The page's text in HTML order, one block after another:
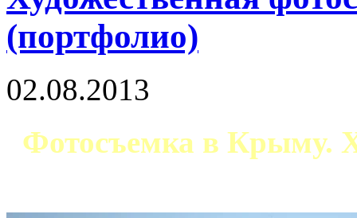
(портфолио)
02.08.2013
Фотосъемка в Крыму.